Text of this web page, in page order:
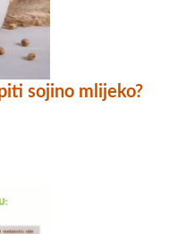
sojino mlijeko?